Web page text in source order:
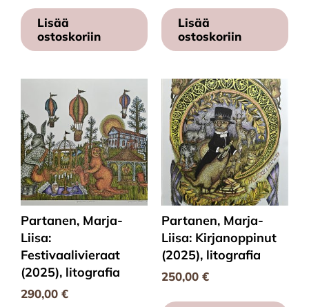
Lisää
ostoskoriin
Lisää
ostoskoriin
Partanen, Marja-
Liisa:
Festivaalivieraat
(2025), litografia
290,00 €
Partanen, Marja-
Liisa: Kirjanoppinut
(2025), litografia
250,00 €